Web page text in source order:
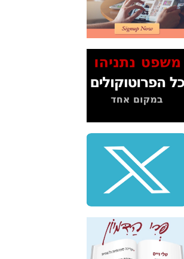
2" על תעלולי השר
משה כחלון -כאן
המשך חשיפת הבלוף
ששמו "מהפיכת
הסלולר" ואיך מסרסים
את הנתונים לציבור -
כאן
סיכום ביקור בסיליקון
משקיעות ומפתחות
באותם תחומים -כאן
שלמה פילבר (עד
לאחרונה מנכ"ל משרד
התקשורת) - עד
מדינה? הצחקתם
"יש אפליה בחקירה"?
חשיפה: למה השר
משה כחלון לא נחקר
עד היום? -
כאן